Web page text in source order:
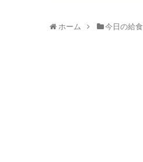
ホーム 今日の給食